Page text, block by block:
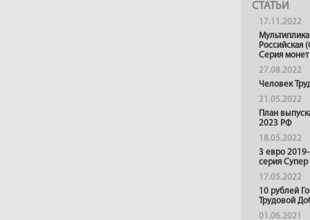
СТАТЬИ
17.11.2022
Российская
Серия монет
27.08.2022
Человек
21.05.2022
План
2023 РФ
18.05.2022
3 евро
серия
17.05.2022
10 рублей
Трудовой
01.06.2021